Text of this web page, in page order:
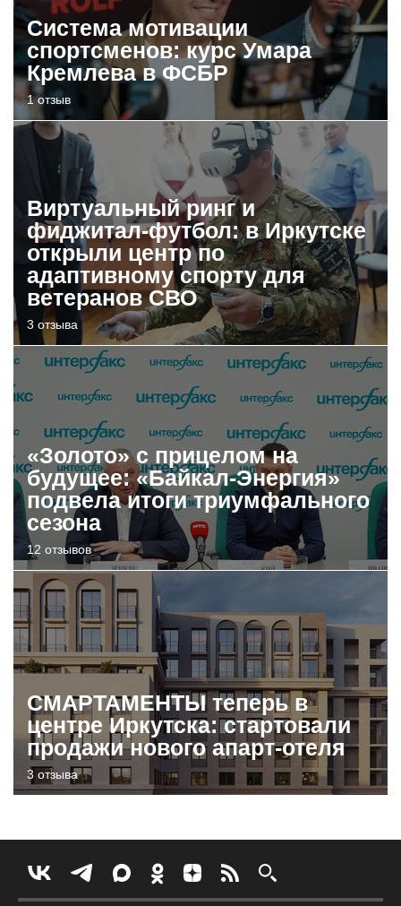
Система мотивации
спортсменов: курс Умара
Кремлева в ФСБР
1 отзыв
Виртуальный ринг и
фиджитал-футбол: в Иркутске
открыли центр по
адаптивному спорту для
ветеранов СВО
3 отзыва
«Золото» с прицелом на
будущее: «Байкал-Энергия»
подвела итоги триумфального
сезона
12 отзывов
СМАРТАМЕНТЫ теперь в
центре Иркутска: стартовали
продажи нового апарт-отеля
3 отзыва